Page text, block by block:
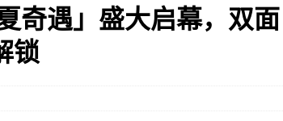
奇遇」盛大启幕，双面
锁